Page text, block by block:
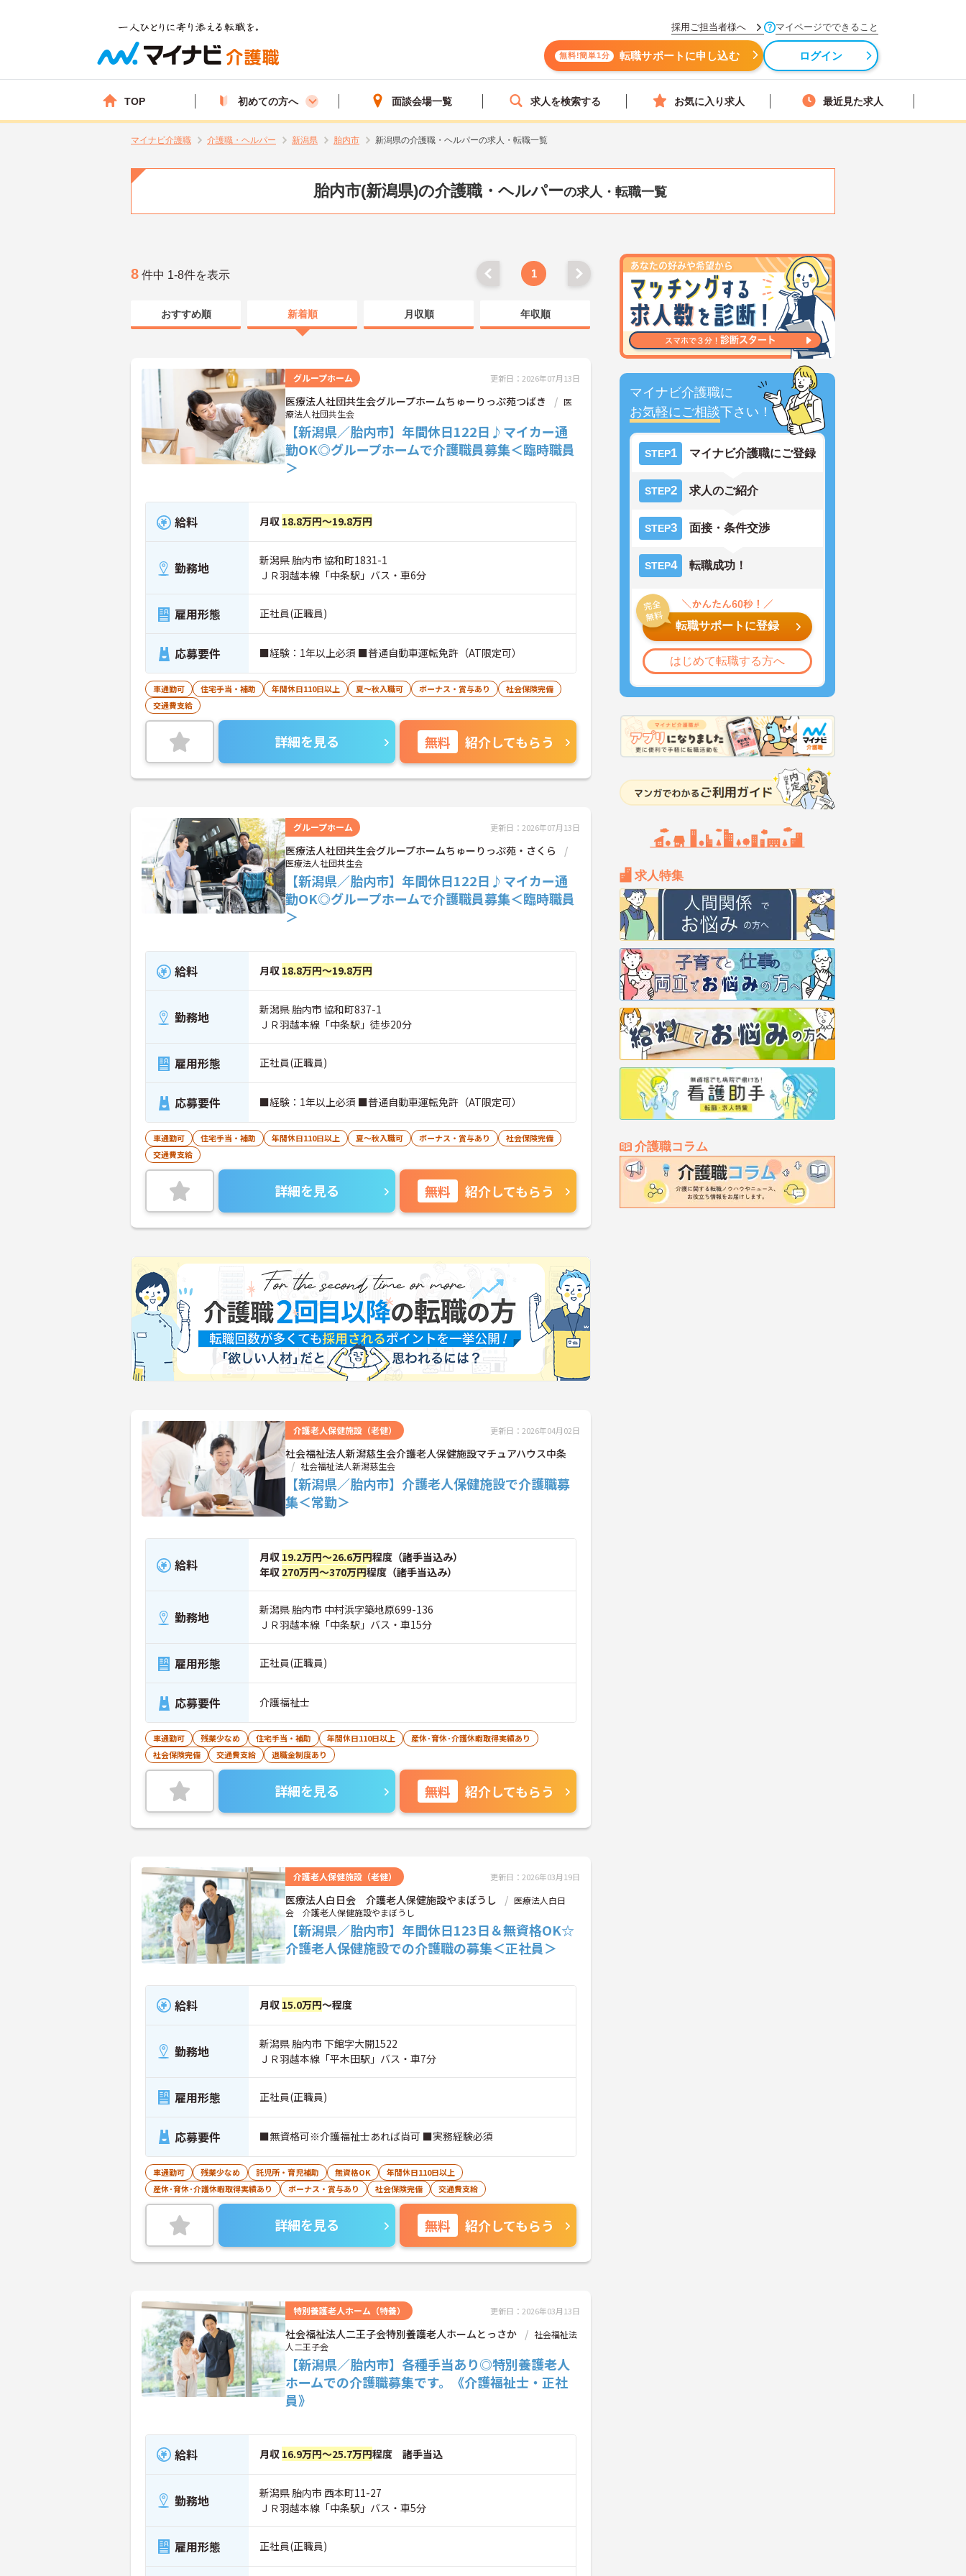
採用ご担当者様へ マイページでできること
無料!簡単1分 転職サポートに申し込む ログイン
TOP 初めての方へ 面談会場一覧 求人を検索する お気に入り求人 最近見た求人
マイナビ介護職 介護職・ヘルパー 新潟県 胎内市 新潟県の介護職・ヘルパーの求人・転職一覧
胎内市(新潟県)の介護職・ヘルパーの求人・転職一覧
マイナビ介護職に
お気軽にご相談下さい！
STEP1 マイナビ介護職にご登録
STEP2 求人のご紹介
STEP3 面接・条件交渉
STEP4 転職成功！
転職サポートに登録
はじめて転職する方へ
求人特集
介護職コラム
8 件中 1-8件を表示 1
おすすめ順 新着順 月収順 年収順
グループホーム 更新日：2026年07月13日
医療法人社団共生会グループホームちゅーりっぷ苑つばき
医
療法人社団共生会
【新潟県／胎内市】年間休日122日♪マイカー通
勤OK◎グループホームで介護職員募集＜臨時職員
＞
給料 月収 18.8万円～19.8万円
勤務地
新潟県 胎内市 協和町1831-1
ＪＲ羽越本線「中条駅」バス・車6分
雇用形態 正社員(正職員)
応募要件 ■経験：1年以上必須 ■普通自動車運転免許（AT限定可）
車通勤可 住宅手当・補助 年間休日110日以上 夏～秋入職可 ボーナス・賞与あり
社会保険完備
交通費支給
詳細を見る 無料 紹介してもらう
グループホーム 更新日：2026年07月13日
医療法人社団共生会グループホームちゅーりっぷ苑・さくら
医療法人社団共生会
【新潟県／胎内市】年間休日122日♪マイカー通
勤OK◎グループホームで介護職員募集＜臨時職員
＞
給料 月収 18.8万円～19.8万円
勤務地
新潟県 胎内市 協和町837-1
ＪＲ羽越本線「中条駅」徒歩20分
雇用形態 正社員(正職員)
応募要件 ■経験：1年以上必須 ■普通自動車運転免許（AT限定可）
車通勤可 住宅手当・補助 年間休日110日以上 夏～秋入職可 ボーナス・賞与あり
社会保険完備
交通費支給
詳細を見る 無料 紹介してもらう
介護老人保健施設（老健） 更新日：2026年04月02日
社会福祉法人新潟慈生会介護老人保健施設マチュアハウス中条
社会福祉法人新潟慈生会
【新潟県／胎内市】介護老人保健施設で介護職募
集＜常勤＞
給料 月収 19.2万円～26.6万円程度（諸手当込み）
年収 270万円～370万円程度（諸手当込み）
勤務地
新潟県 胎内市 中村浜字築地原699-136
ＪＲ羽越本線「中条駅」バス・車15分
雇用形態 正社員(正職員)
応募要件 介護福祉士
車通勤可 残業少なめ 住宅手当・補助 年間休日110日以上
産休･育休･介護休暇取得実績あり
社会保険完備
交通費支給 退職金制度あり
詳細を見る 無料 紹介してもらう
介護老人保健施設（老健） 更新日：2026年03月19日
医療法人白日会 介護老人保健施設やまぼうし
医療法人白日
会 介護老人保健施設やまぼうし
【新潟県／胎内市】年間休日123日＆無資格OK☆
介護老人保健施設での介護職の募集＜正社員＞
給料 月収 15.0万円～程度
勤務地
新潟県 胎内市 下館字大開1522
ＪＲ羽越本線「平木田駅」バス・車7分
雇用形態 正社員(正職員)
応募要件 ■無資格可※介護福祉士あれば尚可 ■実務経験必須
車通勤可 残業少なめ 託児所・育児補助 無資格OK
年間休日110日以上
産休･育休･介護休暇取得実績あり
ボーナス・賞与あり 社会保険完備 交通費支給
詳細を見る 無料 紹介してもらう
特別養護老人ホーム（特養） 更新日：2026年03月13日
社会福祉法人二王子会特別養護老人ホームとっさか
社会福祉法
人二王子会
【新潟県／胎内市】各種手当あり◎特別養護老人
ホームでの介護職募集です。《介護福祉士・正社
員》
給料 月収 16.9万円～25.7万円程度 諸手当込
勤務地
新潟県 胎内市 西本町11-27
ＪＲ羽越本線「中条駅」バス・車5分
雇用形態 正社員(正職員)